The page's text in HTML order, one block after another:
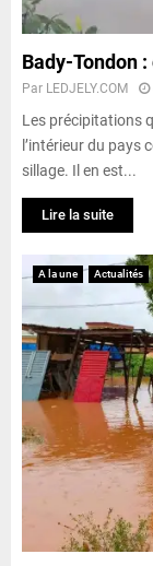
Bady-Tondon
Par LEDJELY.COM
Les précipitations
l’intérieur du pays
sillage. Il en est...
Lire la suite
A la une Actualités